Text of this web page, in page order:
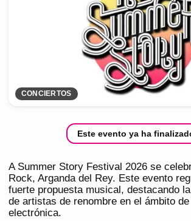
CONCIERTOS
Este evento ya ha
A Summer Story Festival 2026 se
Rock, Arganda del Rey. Este evento
fuerte propuesta musical, destacando
de artistas de renombre en el ámbito
electrónica.